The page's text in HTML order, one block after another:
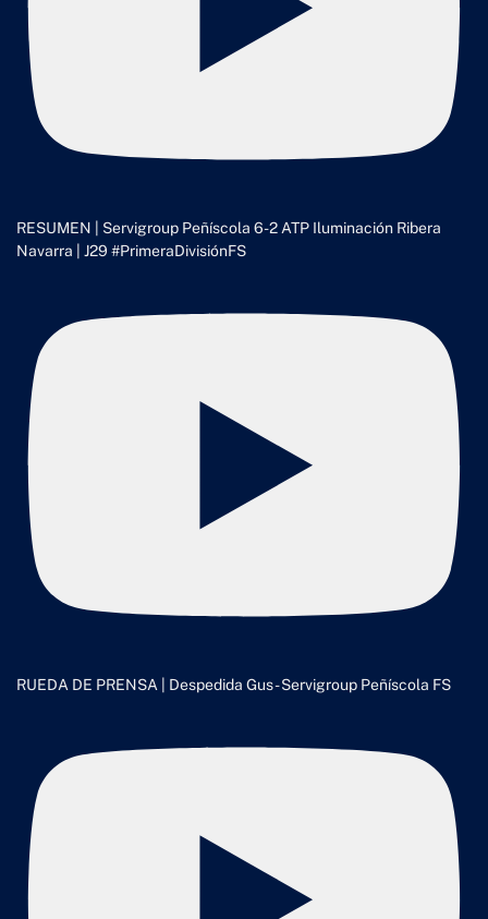
RESUMEN | Servigroup Peñíscola 6-2 ATP Iluminación Ribera
Navarra | J29 #PrimeraDivisiónFS
RUEDA DE PRENSA | Despedida Gus - Servigroup Peñíscola FS